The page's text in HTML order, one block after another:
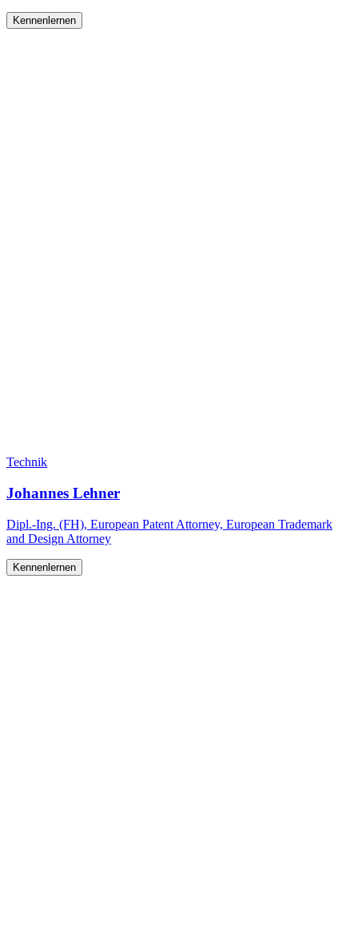
Kennenlernen
Technik
Johannes Lehner
Dipl.-Ing. (FH), European Patent Attorney, European Trademark
and Design Attorney
Kennenlernen